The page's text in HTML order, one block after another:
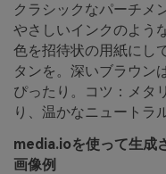
クラシックなパーチメ
やさしいインクのよう
色を招待状の用紙にし
タンを。深いブラウン
ぴったり。コツ：メタ
り、温かなニュートラ
media.ioを使って生成
画像例